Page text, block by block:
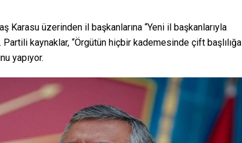
Karasu üzerinden il başkanlarına “Yeni il başkanlarıyla
kaynaklar, “Örgütün hiçbir kademesinde çift başlılığa
yapıyor.